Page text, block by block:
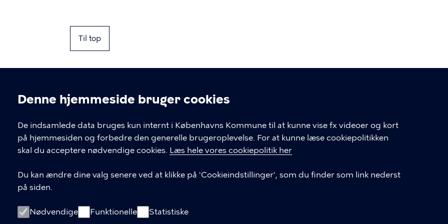
Cookieindstillinger
Denne hjemmeside bruger cookies
De indsamlede data bruges kun internt i Københavns Kommune til at kunne vise fx videoer og kort
på hjemmesiden og forbedre den generelle brugeroplevelse. For at kunne læse cookiepolitikken
skal du acceptere nødvendige cookies. Læs hele vores cookiepolitik her
Du kan ændre dine valg senere ved at klikke på 'Cookieindstillinger', som du finder som link nederst
på siden.
Nødvendige Funktionelle Statistiske
Til top
Kontakt Københavns Kommune
T
33 66 33 66
CVR-nummer64942212
GENVEJE
Hvis du vil klage